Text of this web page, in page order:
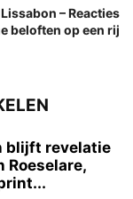
– Reacties
beloften op een rij
blijft revelatie
Roeselare,